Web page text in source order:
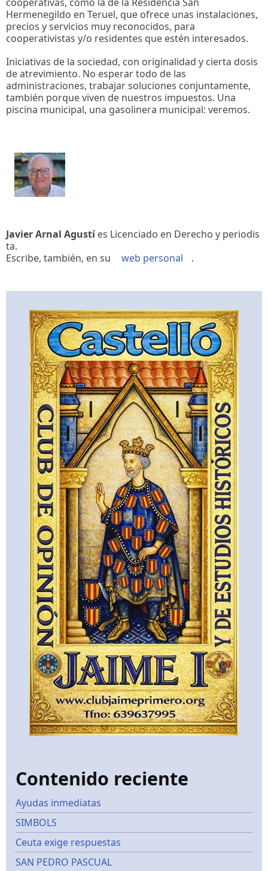
Hermenegildo en Teruel, que ofrece unas instalaciones,
precios y servicios muy reconocidos, para
cooperativistas y/o residentes que estén interesados.
Iniciativas de la sociedad, con originalidad y cierta dosis
de atrevimiento. No esperar todo de las
administraciones, trabajar soluciones conjuntamente,
también porque viven de nuestros impuestos. Una
piscina municipal, una gasolinera municipal: veremos.
Javier Arnal Agustíes Licenciado en Derecho y periodis
ta.
Escribe, también, en su
web personal .
Contenido reciente
Ayudas inmediatas
SIMBOLS
Ceuta exige respuestas
SAN PEDRO PASCUAL